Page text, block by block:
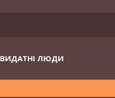
ВИДАТНІ ЛЮДИ